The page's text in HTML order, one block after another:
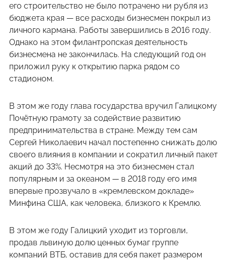
его строительство не было потрачено ни рубля из
бюджета края — все расходы бизнесмен покрыл из
личного кармана. Работы завершились в 2016 году.
Однако на этом филантропская деятельность
бизнесмена не закончилась. На следующий год он
приложил руку к открытию парка рядом со
стадионом.
В этом же году глава государства вручил Галицкому
Почётную грамоту за содействие развитию
предпринимательства в стране. Между тем сам
Сергей Николаевич начал постепенно снижать долю
своего влияния в компании и сократил личный пакет
акций до 33%. Несмотря на это бизнесмен стал
популярным и за океаном — в 2018 году его имя
впервые прозвучало в «кремлевском докладе»
Минфина США, как человека, близкого к Кремлю.
В этом же году Галицкий уходит из торговли,
продав львиную долю ценных бумаг группе
компаний ВТБ, оставив для себя пакет размером